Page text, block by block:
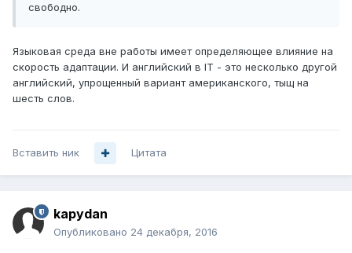
свободно.
Языковая среда вне работы имеет определяющее влияние на
скорость адаптации. И английский в IT - это несколько другой
английский, упрощенный вариант американского, тыщ на
шесть слов.
Вставить ник Цитата
kapydan
Опубликовано 24 декабря, 2016